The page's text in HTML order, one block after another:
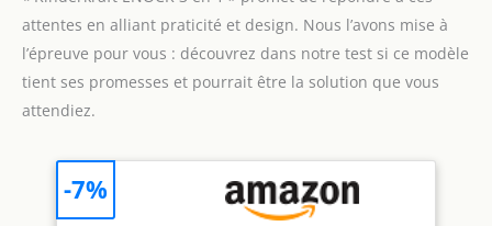
attentes en alliant praticité et design. Nous l’avons mise à
l’épreuve pour vous : découvrez dans notre test si ce modèle
tient ses promesses et pourrait être la solution que vous
attendiez.
-7%